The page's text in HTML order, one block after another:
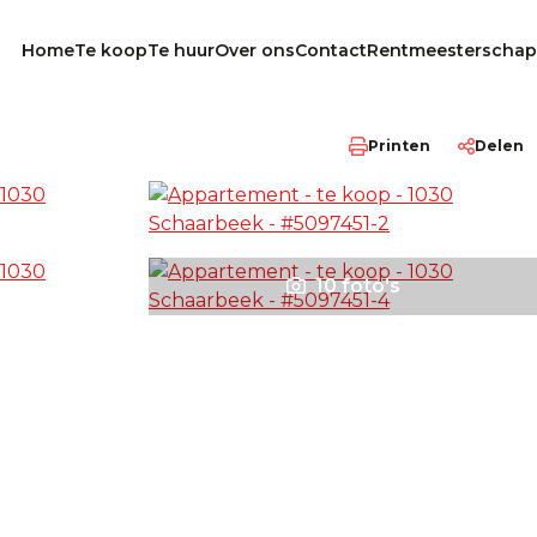
HomeTe koopTe huurOver onsContactRentmeesterschap
Printen Delen
10 foto's